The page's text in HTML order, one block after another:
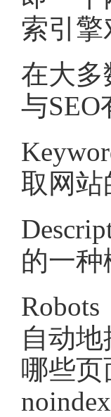
索引
在大多
与
取网站
的一
自动
哪些页